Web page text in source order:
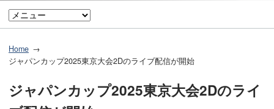
Home
ジャパンカップ2025東京大会2Dのライブ配信が開始
ジャパンカップ2025東京大会2Dのライ